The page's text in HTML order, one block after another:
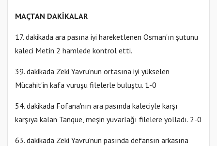
MAÇTAN DAKİKALAR
17. dakikada ara pasına iyi hareketlenen Osman'ın şutunu
kaleci Metin 2 hamlede kontrol etti.
39. dakikada Zeki Yavru'nun ortasına iyi yükselen
Mücahit'in kafa vuruşu filelerle buluştu. 1-0
54. dakikada Fofana'nın ara pasında kaleciyle karşı
karşıya kalan Tanque, meşin yuvarlağı filelere yolladı. 2-0
63. dakikada Zeki Yavru'nun pasında defansın arkasına